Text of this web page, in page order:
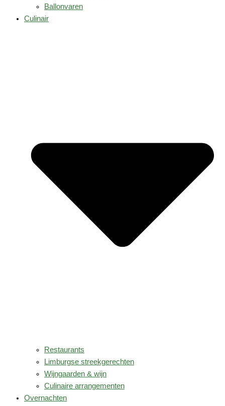
Ballonvaren
Culinair
Restaurants
Limburgse streekgerechten
Wijngaarden & wijn
Culinaire arrangementen
Overnachten